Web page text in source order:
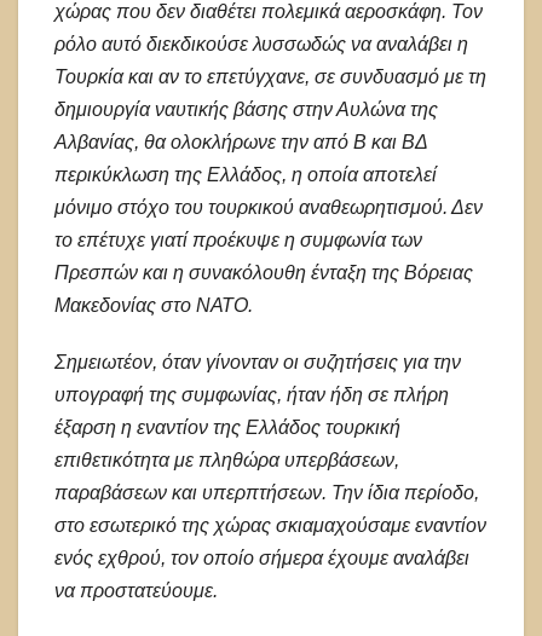
χώρας που δεν διαθέτει πολεμικά αεροσκάφη. Τον
ρόλο αυτό διεκδικούσε λυσσωδώς να αναλάβει η
Τουρκία και αν το επετύγχανε, σε συνδυασμό με τη
δημιουργία ναυτικής βάσης στην Αυλώνα της
Αλβανίας, θα ολοκλήρωνε την από Β και ΒΔ
περικύκλωση της Ελλάδος, η οποία αποτελεί
μόνιμο στόχο του τουρκικού αναθεωρητισμού. Δεν
το επέτυχε γιατί προέκυψε η συμφωνία των
Πρεσπών και η συνακόλουθη ένταξη της Βόρειας
Μακεδονίας στο ΝΑΤΟ.
Σημειωτέον, όταν γίνονταν οι συζητήσεις για την
υπογραφή της συμφωνίας, ήταν ήδη σε πλήρη
έξαρση η εναντίον της Ελλάδος τουρκική
επιθετικότητα με πληθώρα υπερβάσεων,
παραβάσεων και υπερπτήσεων. Την ίδια περίοδο,
στο εσωτερικό της χώρας σκιαμαχούσαμε εναντίον
ενός εχθρού, τον οποίο σήμερα έχουμε αναλάβει
να προστατεύουμε.